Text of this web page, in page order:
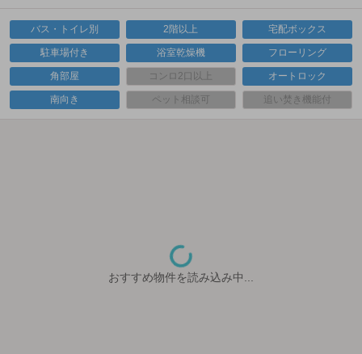
バス・トイレ別 2階以上 宅配ボックス
駐車場付き 浴室乾燥機 フローリング
角部屋 コンロ2口以上 オートロック
南向き ペット相談可 追い焚き機能付
おすすめ物件を読み込み中...